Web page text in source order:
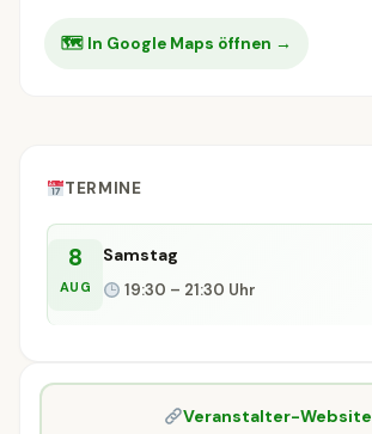
🗺 In Google Maps öffnen →
TERMINE
8
AUG
Samstag
19:30 – 21:30 Uhr
Veranstalter-Website